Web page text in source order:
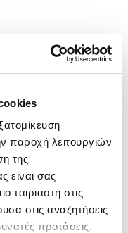
παροχή λειτουργιών
της
είναι σας
ταιριαστή στις
στις αναζητήσεις
προτάσεις.